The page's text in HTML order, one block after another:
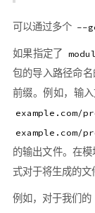
可以通过多个 --
如果指定了
包的导入路径命
前缀。例如，输
example.com/
的输出文件。在
式对于将生成的文
例如，对于我们的